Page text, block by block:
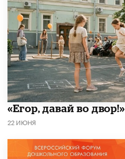
«Егор, давай во двор!»
22 ИЮНЯ